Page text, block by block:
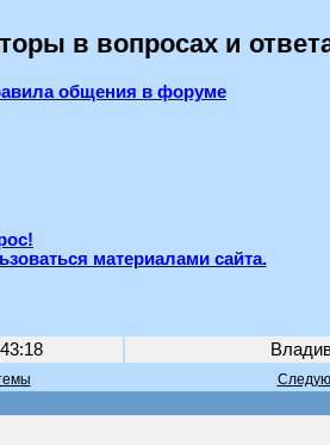
в вопросах и
общения в форуме
материалами сайта.